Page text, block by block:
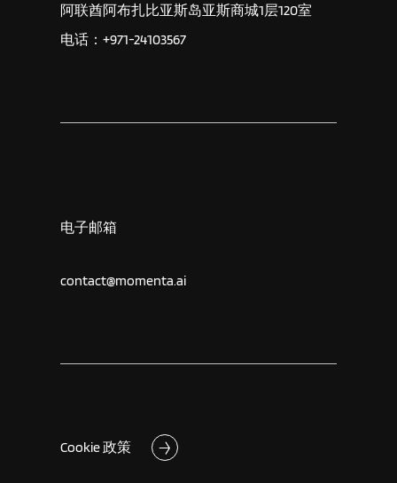
阿联酋阿布扎比亚斯岛亚斯商城1层120室
电话：+971-24103567
电子邮箱
contact@momenta.ai
Cookie 政策